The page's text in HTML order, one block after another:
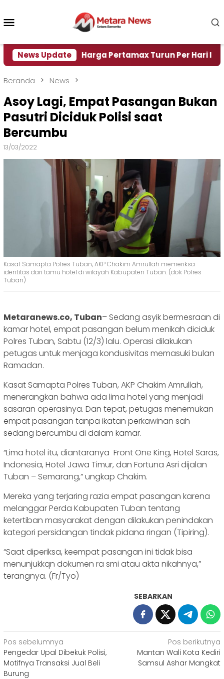
konten
News UpdateHarga Pertamax Turun Per Hari Ini, Segini
Beranda News
Asoy Lagi, Empat Pasangan Bukan
Pasutri Diciduk Polisi saat
Bercumbu
13/03/2022
Kasat Samapta Polres Tuban, AKP Chakim Amrullah memeriksa
identitas dari tamu hotel di wilayah Kabupaten Tuban. (dok Polres
Tuban)
Metaranews.co, Tuban– Sedang asyik bermesraan di
kamar hotel, empat pasangan belum menikah diciduk
Polres Tuban, Sabtu (12/3) lalu. Operasi dilakukan
petugas untuk menjaga kondusivitas memasuki bulan
Ramadan.
Kasat Samapta Polres Tuban, AKP Chakim Amrullah,
menerangkan bahwa ada lima hotel yang menjadi
sasaran operasinya. Dan tepat, petugas menemukan
empat pasangan tanpa ikatan perkawinan sah
sedang bercumbu di dalam kamar.
“Lima hotel itu, diantaranya Front One King, Hotel Saras,
Indonesia, Hotel Jawa Timur, dan Fortuna Asri dijalan
Tuban – Semarang,” ungkap Chakim.
Mereka yang terjaring razia empat pasangan karena
melanggar Perda Kabupaten Tuban tentang
ketertiban masyarakat dengan dilakukan penindakan
kategori persidangan tindak pidana ringan (Tipiring).
“Saat diperiksa, keempat pasangan ini tidak bisa
menunjukkqn dokumen ra smi atau akta nikahnya,”
terangnya. (Fr/Tyo)
SEBARKAN
Navigasi
pos
Pos sebelumnya
Pengedar Upal Dibekuk Polisi,
Motifnya Transaksi Jual Beli
Burung
Pos berikutnya
Mantan Wali Kota Kediri
Samsul Ashar Mangkat